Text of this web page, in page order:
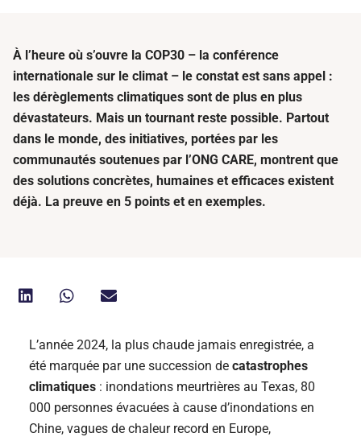
À l’heure où s’ouvre la COP30 – la conférence
internationale sur le climat – le constat est sans appel :
les dérèglements climatiques sont de plus en plus
dévastateurs. Mais un tournant reste possible. Partout
dans le monde, des initiatives, portées par les
communautés soutenues par l’ONG CARE, montrent que
des solutions concrètes, humaines et efficaces existent
déjà. La preuve en 5 points et en exemples.
L’année 2024, la plus chaude jamais enregistrée, a
été marquée par une succession de catastrophes
climatiques : inondations meurtrières au Texas, 80
000 personnes évacuées à cause d’inondations en
Chine, vagues de chaleur record en Europe,